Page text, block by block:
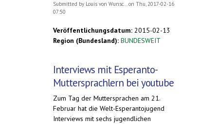
Submitted by Louis von Wunsc...on Thu, 2017-02-16
07:50
Veröffentlichungsdatum: 2015-02-13
Region (Bundesland): BUNDESWEIT
Interviews mit Esperanto-
Muttersprachlern bei youtube
Zum Tag der Muttersprachen am 21.
Februar hat die Welt-Esperantojugend
Interviews mit sechs jugendlichen